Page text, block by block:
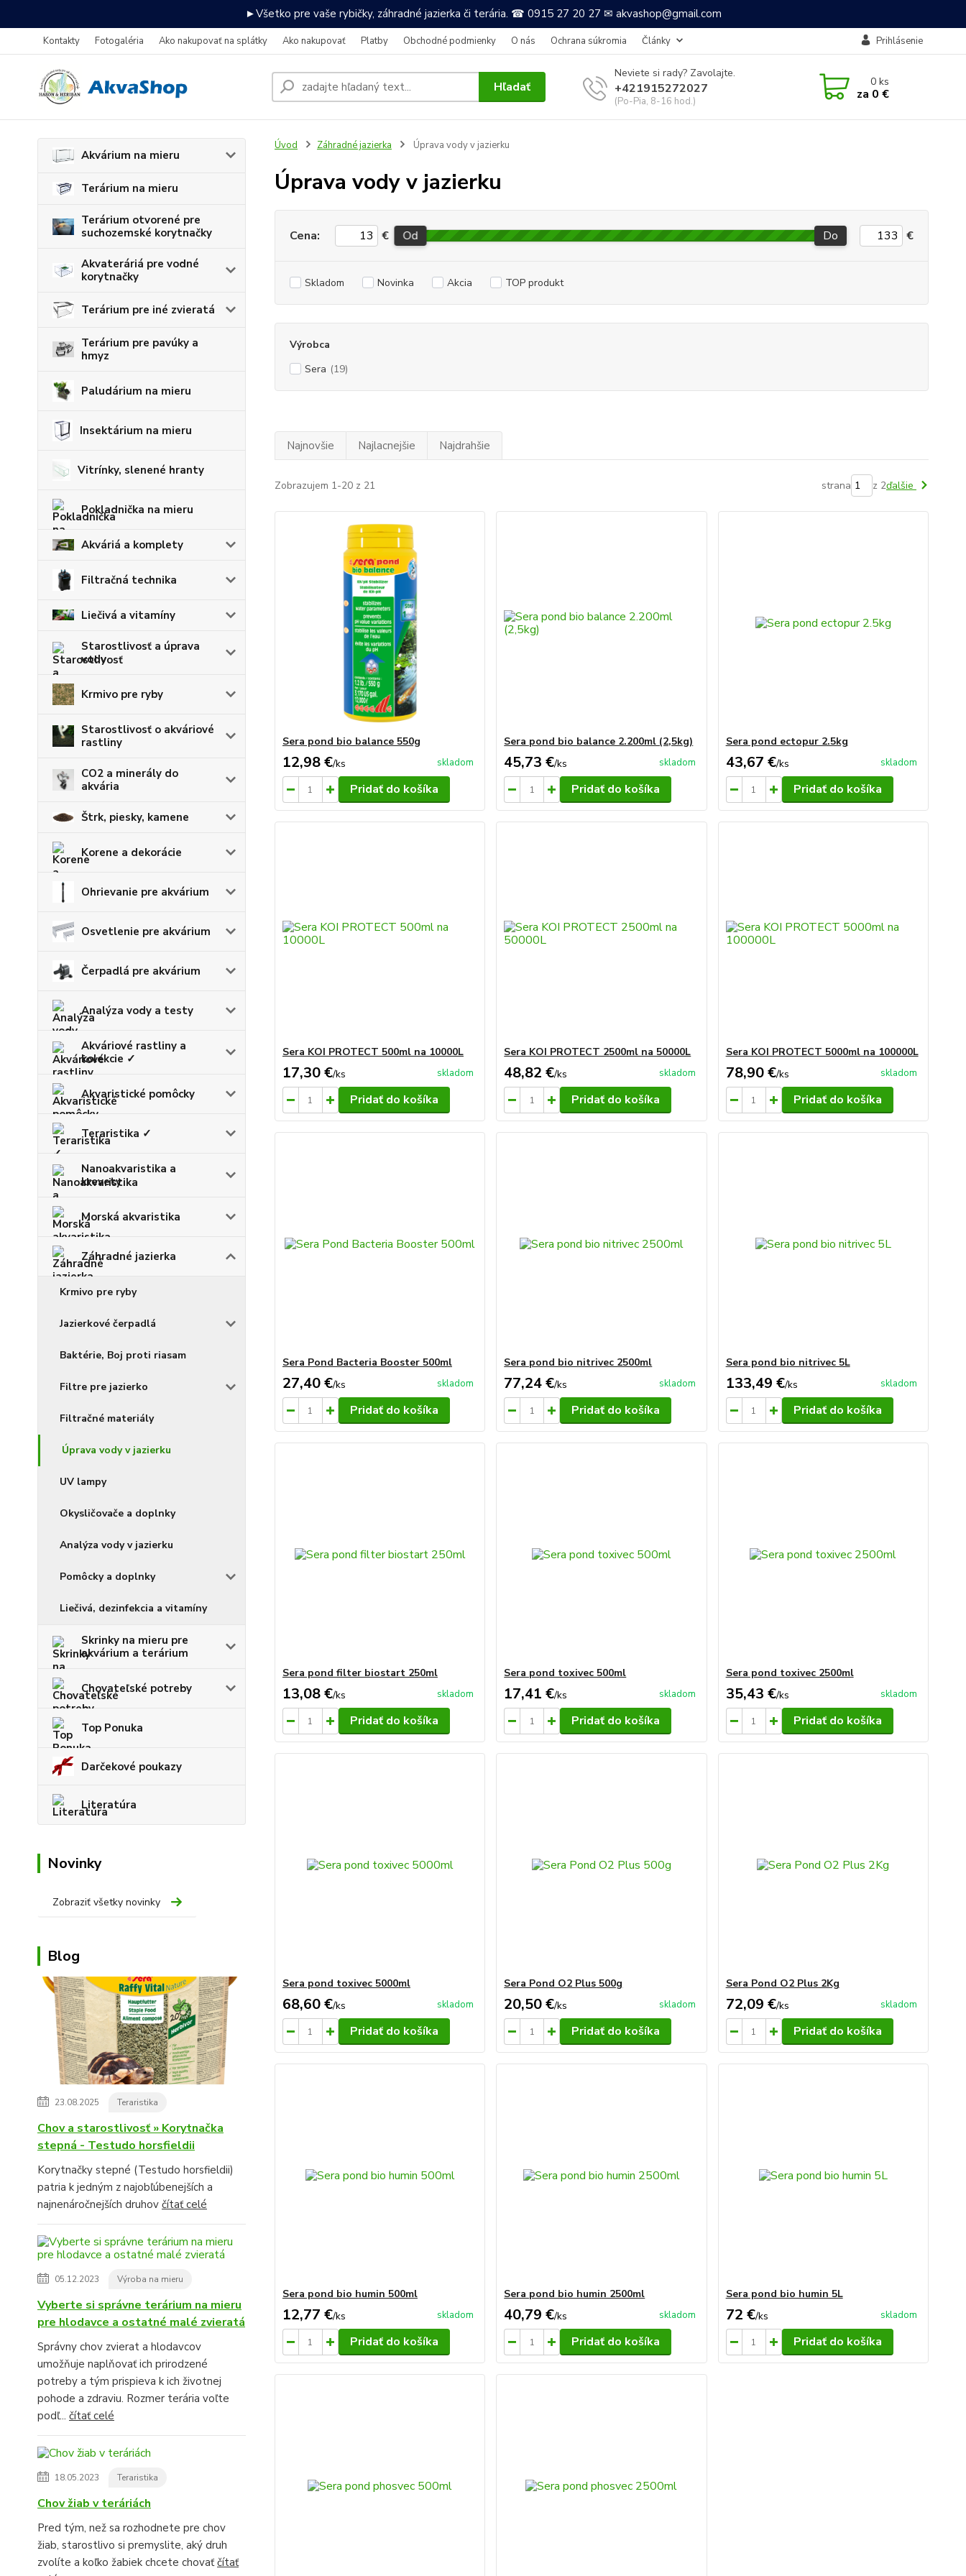
►Všetko pre vaše rybičky, záhradné jazierka či terária. ☎ 0915 27 20 27 ✉ akvashop@gmail.com
Kontakty Fotogaléria Ako nakupovať na splátky Ako nakupovať Platby Obchodné podmienky O nás Ochrana súkromia Články Prihlásenie
Hľadať
Neviete si rady? Zavolajte.
+421915272027
(Po-Pia, 8-16 hod.)
0ks
za 0 €
Akvárium na mieru
Terárium na mieru
Terárium otvorené pre
suchozemské korytnačky
Akvateráriá pre vodné
korytnačky
Terárium pre iné zvieratá
Terárium pre pavúky a
hmyz
Paludárium na mieru
Insektárium na mieru
Vitrínky, slenené hranty
Pokladnička na mieru
Akváriá a komplety
Filtračná technika
Liečivá a vitamíny
Starostlivosť a úprava
vody
Krmivo pre ryby
Starostlivosť o akváriové
rastliny
CO2 a minerály do
akvária
Štrk, piesky, kamene
Korene a dekorácie
Ohrievanie pre akvárium
Osvetlenie pre akvárium
Čerpadlá pre akvárium
Analýza vody a testy
Akváriové rastliny a
kolekcie ✓
Akvaristické pomôcky
Teraristika ✓
Nanoakvaristika a
krevety
Morská akvaristika
Záhradné jazierka
Krmivo pre ryby
Jazierkové čerpadlá
Baktérie, Boj proti riasam
Filtre pre jazierko
Filtračné materiály
Úprava vody v jazierku
UV lampy
Okysličovače a doplnky
Analýza vody v jazierku
Pomôcky a doplnky
Liečivá, dezinfekcia a vitamíny
Skrinky na mieru pre
akvárium a terárium
Chovateľské potreby
Top Ponuka
Darčekové poukazy
Literatúra
Novinky
Zobraziť všetky novinky
Blog
23.08.2025 Teraristika
Chov a starostlivosť » Korytnačka
stepná - Testudo horsfieldii
Korytnačky stepné (Testudo horsfieldii)
patria k jedným z najobľúbenejších a
najnenáročnejších druhov čítať celé
05.12.2023 Výroba na mieru
Vyberte si správne terárium na mieru
pre hlodavce a ostatné malé zvieratá
Správny chov zvierat a hlodavcov
umožňuje naplňovať ich prirodzené
potreby a tým prispieva k ich životnej
pohode a zdraviu. Rozmer terária voľte
podľ... čítať celé
18.05.2023 Teraristika
Chov žiab v teráriách
Pred tým, než sa rozhodnete pre chov
žiab, starostlivo si premyslite, aký druh
zvolíte a koľko žabiek chcete chovaťčítať
Úvod Záhradné jazierka Úprava vody v jazierku
Úprava vody v jazierku
Cena: € Od Do €
Skladom Novinka Akcia TOP produkt
Výrobca
Sera (19)
Najnovšie Najlacnejšie Najdrahšie
Zobrazujem 1-20 z 21 strana z 2ďalšie
Sera pond bio balance 550g
12,98 €/ks skladom
Pridať do košíka
Sera pond bio balance 2.200ml (2,5kg)
45,73 €/ks skladom
Pridať do košíka
Sera pond ectopur 2.5kg
43,67 €/ks skladom
Pridať do košíka
Sera KOI PROTECT 500ml na 10000L
17,30 €/ks skladom
Pridať do košíka
Sera KOI PROTECT 2500ml na 50000L
48,82 €/ks skladom
Pridať do košíka
Sera KOI PROTECT 5000ml na 100000L
78,90 €/ks skladom
Pridať do košíka
Sera Pond Bacteria Booster 500ml
27,40 €/ks skladom
Pridať do košíka
Sera pond bio nitrivec 2500ml
77,24 €/ks skladom
Pridať do košíka
Sera pond bio nitrivec 5L
133,49 €/ks skladom
Pridať do košíka
Sera pond filter biostart 250ml
13,08 €/ks skladom
Pridať do košíka
Sera pond toxivec 500ml
17,41 €/ks skladom
Pridať do košíka
Sera pond toxivec 2500ml
35,43 €/ks skladom
Pridať do košíka
Sera pond toxivec 5000ml
68,60 €/ks skladom
Pridať do košíka
Sera Pond O2 Plus 500g
20,50 €/ks skladom
Pridať do košíka
Sera Pond O2 Plus 2Kg
72,09 €/ks skladom
Pridať do košíka
Sera pond bio humin 500ml
12,77 €/ks skladom
Pridať do košíka
Sera pond bio humin 2500ml
40,79 €/ks skladom
Pridať do košíka
Sera pond bio humin 5L
72 €/ks skladom
Pridať do košíka